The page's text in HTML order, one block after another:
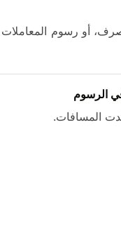
أو رسوم المعاملات
الرسوم
المسافات.